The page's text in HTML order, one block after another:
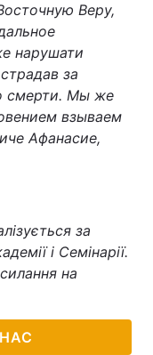
Веру,
нарушати
за
смерти. Мы же
взываем
Афанасие,
за
і Семінарії.
на